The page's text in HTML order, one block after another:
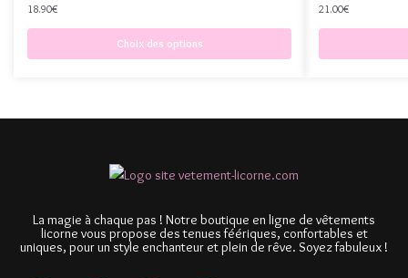
18.90€
Choix des options
21.00€
La magie à chaque pas ! Notre boutique en ligne de vêtements
licorne vous propose des tenues féériques, confortables et
uniques, pour un style enchanteur et plein de rêve. Soyez fabuleux !